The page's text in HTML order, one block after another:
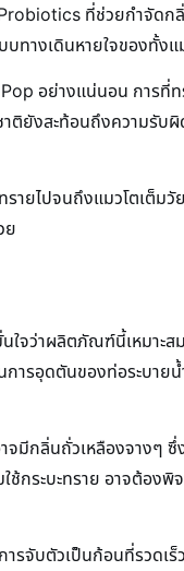
ที่ช่วยกำจัดก
ทางเดินหายใจของทั้ง
อย่างแน่นอน การที่
าติยังสะท้อนถึงความรั
รายไปจนถึงแมวโตเต็
ย
จว่าผลิตภัณฑ์นี้เหมาะ
รอุดตันของท่อระบาย
กลิ่นถั่วเหลืองจางๆ ซึ่
ช้กระบะทราย อาจต้อง
บตัวเป็นก้อนที่รวดเร็